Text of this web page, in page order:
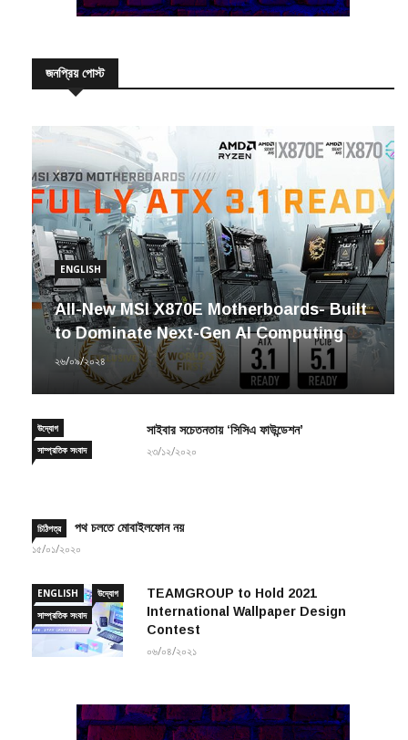
জনপ্রিয় পোস্ট
ENGLISH
All-New MSI X870E Motherboards- Built
to Dominate Next-Gen AI Computing
২৬/০৯/২০২৪
উদ্যোগ
সাম্প্রতিক সংবাদ
সাইবার সচেতনতায় ‘সিসিএ ফাউন্ডেশন’
২৩/১২/২০২০
চিঠিপত্র পথ চলতে মোবাইলফোন নয়
১৫/০১/২০২০
ENGLISH
উদ্যোগ
সাম্প্রতিক সংবাদ
TEAMGROUP to Hold 2021
International Wallpaper Design
Contest
০৬/০৪/২০২১